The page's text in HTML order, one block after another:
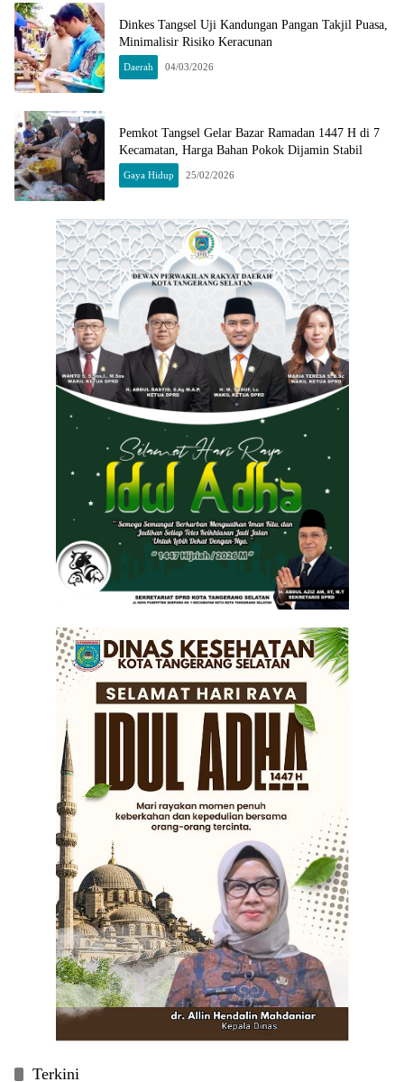
Dinkes Tangsel Uji Kandungan Pangan Takjil Puasa,
Minimalisir Risiko Keracunan
Daerah 04/03/2026
Pemkot Tangsel Gelar Bazar Ramadan 1447 H di 7
Kecamatan, Harga Bahan Pokok Dijamin Stabil
Gaya Hidup 25/02/2026
Terkini